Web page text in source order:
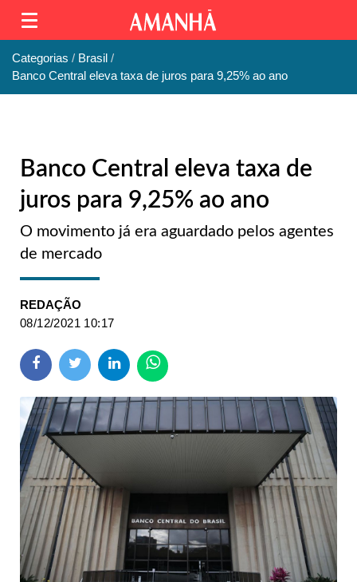
Categorias
Brasil
Banco Central eleva taxa de juros para 9,25% ao ano
Banco Central eleva taxa de
juros para 9,25% ao ano
O movimento já era aguardado pelos agentes
de mercado
REDAÇÃO
08/12/2021 10:17